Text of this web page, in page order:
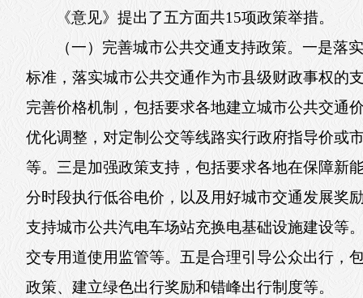
《意见》提出了五方面共15项政策举措。
（一）完善城市公共交通支持政策。一是
标准，落实城市公共交通作为市县级财政事权的
完善价格机制，包括要求各地建立城市公共交通
优化调整，对定制公交等线路实行政府指导价或
等。三是加强政策支持，包括要求各地在保障新
分时段执行低谷电价，以及用好城市交通发展奖
支持城市公共汽电车场站充换电基础设施建设等
交专用道使用监管等。五是合理引导公众出行，
政策、建立绿色出行奖励和错峰出行制度等。